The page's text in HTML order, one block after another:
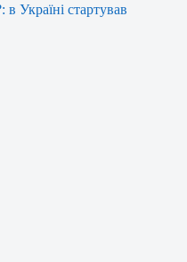
Україні стартував